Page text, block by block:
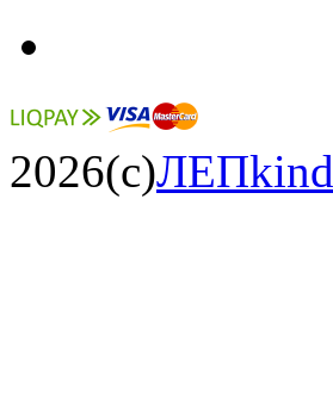
2026(c)ЛЕПkind